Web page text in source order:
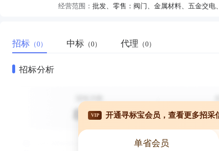
经营范围：
招标 （0） 中标 （0） 代理 （0）
招标分析
VIP 开通寻标宝会员，查看更多招采
单省会员